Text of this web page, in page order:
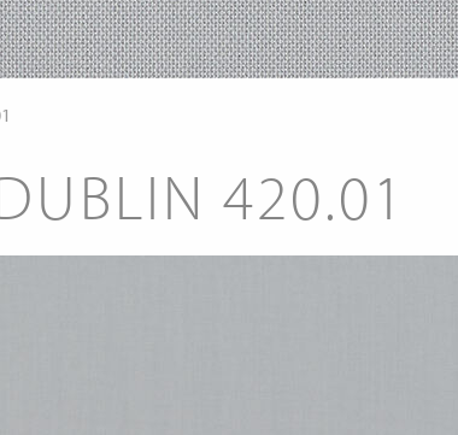
420.01